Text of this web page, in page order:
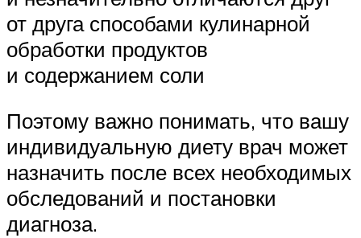
от друга способами кулинарной
обработки продуктов
и содержанием соли
Поэтому важно понимать, что вашу
индивидуальную диету врач может
назначить после всех необходимых
обследований и постановки
диагноза.